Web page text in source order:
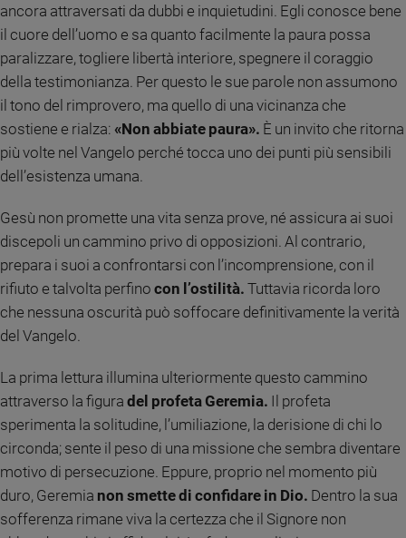
Genitori
e
figli
Nonni
Coppia
Scuola
e
Bioetica
Vai
Riflessioni
Podcast
Privacy
ancora attraversati da dubbi e inquietudini. Egli conosce bene
il cuore dell’uomo e sa quanto facilmente la paura possa
paralizzare, togliere libertà interiore, spegnere il coraggio
della testimonianza. Per questo le sue parole non assumono
il tono del rimprovero, ma quello di una vicinanza che
sostiene e rialza: «Non abbiate paura». È un invito che ritorna
più volte nel Vangelo perché tocca uno dei punti più sensibili
dell’esistenza umana.
Gesù non promette una vita senza prove, né assicura ai suoi
discepoli un cammino privo di opposizioni. Al contrario,
prepara i suoi a confrontarsi con l’incomprensione, con il
rifiuto e talvolta perfino con l’ostilità. Tuttavia ricorda loro
che nessuna oscurità può soffocare definitivamente la verità
del Vangelo.
La prima lettura illumina ulteriormente questo cammino
attraverso la figura del profeta Geremia. Il profeta
sperimenta la solitudine, l’umiliazione, la derisione di chi lo
circonda; sente il peso di una missione che sembra diventare
motivo di persecuzione. Eppure, proprio nel momento più
duro, Geremia non smette di confidare in Dio. Dentro la sua
sofferenza rimane viva la certezza che il Signore non